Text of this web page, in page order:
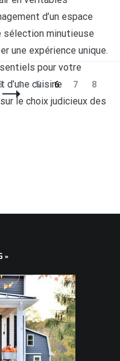
d’un espace
sélection minutieuse
une expérience unique.
pour votre
d’une cuisine
le choix judicieux des
Page
4 Page
5 Page
6 Page
7 Page
8
»